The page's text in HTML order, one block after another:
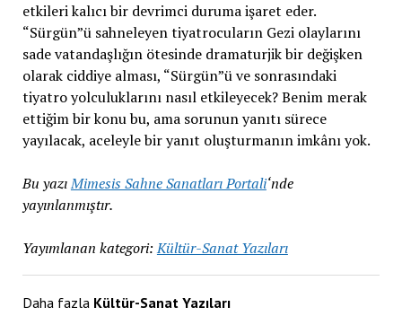
etkileri kalıcı bir devrimci duruma işaret eder.
“Sürgün”ü sahneleyen tiyatrocuların Gezi olaylarını
sade vatandaşlığın ötesinde dramaturjik bir değişken
olarak ciddiye alması, “Sürgün”ü ve sonrasındaki
tiyatro yolculuklarını nasıl etkileyecek? Benim merak
ettiğim bir konu bu, ama sorunun yanıtı sürece
yayılacak, aceleyle bir yanıt oluşturmanın imkânı yok.
Bu yazıMimesis Sahne Sanatları Portali‘nde
yayınlanmıştır.
Yayımlanan kategori: Kültür-Sanat Yazıları
Daha fazla Kültür-Sanat Yazıları